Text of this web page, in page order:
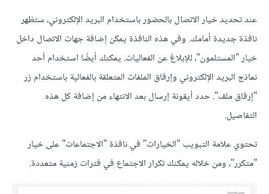
عند تحديد خيار الاتصال بالحضور باستخدام البريد الإلكتروني، ستظهر
نافذة جديدة أمامك. وفي هذه النافذة يمكن إضافة جهات الاتصال داخل
خيار "المستلمون"، للإبلاغ عن الفعاليات. يمكنك أيضًا استخدام أحد
نماذج البريد الإلكتروني وإرفاق الملفات المتعلقة بالفعالية باستخدام زر
"إرفاق ملف". حدد أيقونة إرسال بعد الانتهاء من إضافة كل هذه
التفاصيل.
تحتوي علامة التبويب "الخيارات" في نافذة "الاجتماعات" على خيار
"متكرر"، ومن خلاله يمكنك تكرار الاجتماع في فترات زمنية متعددة.